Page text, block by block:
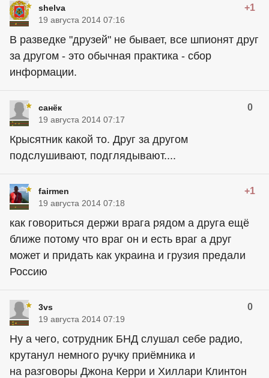
shelva +1
19 августа 2014 07:16
В разведке "друзей" не бывает, все шпионят друг
за другом - это обычная практика - сбор
информации.
санёк 0
19 августа 2014 07:17
Крысятник какой то. Друг за другом
подслушивают, подглядывают....
fairmen +1
19 августа 2014 07:18
как говориться держи врага рядом а друга ещё
ближе потому что враг он и есть враг а друг
может и придать как украина и грузия предали
Россию
3vs 0
19 августа 2014 07:19
Ну а чего, сотрудник БНД слушал себе радио,
крутанул немного ручку приёмника и
на разговоры Джона Керри и Хиллари Клинтон